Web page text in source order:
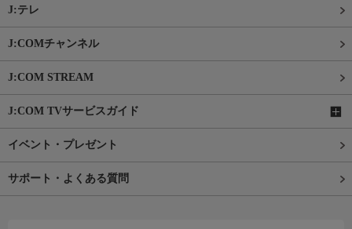
J:テレ
J:COMチャンネル
J:COM STREAM
J:COM TVサービスガイド
イベント・プレゼント
サポート・よくある質問